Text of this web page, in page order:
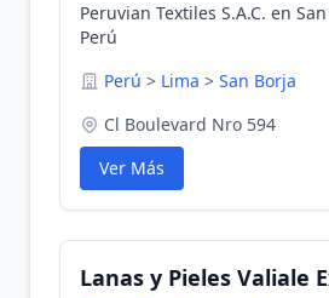
Peruvian Textiles S.A.C. en
Perú
Perú > Lima > San Borja
Cl Boulevard Nro 594
Ver Más
Lanas y Pieles Valiale